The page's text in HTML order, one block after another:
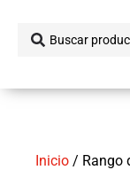
Inicio / Rango